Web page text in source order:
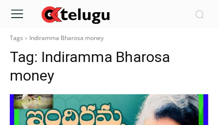
Tags Indiramma Bharosa money
Tag: Indiramma Bharosa
money